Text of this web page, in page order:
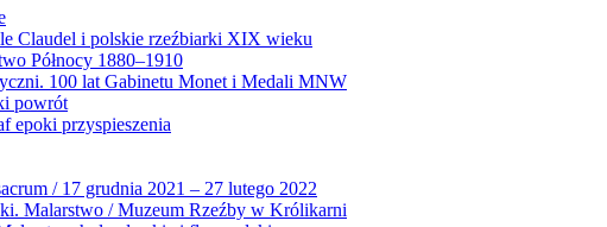
Claudel i polskie rzeźbiarki XIX wieku
Północy 1880–1910
100 lat Gabinetu Monet i Medali MNW
powrót
epoki przyspieszenia
/ 17 grudnia 2021 – 27 lutego 2022
Malarstwo / Muzeum Rzeźby w Królikarni